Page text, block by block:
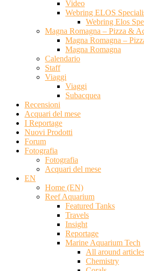
Video
Webring ELOS
Webring Elos
Magna Romagna – Pizza &
Magna Romagna –
Magna Romagna
Calendario
Staff
Viaggi
Viaggi
Subacquea
Recensioni
Acquari del mese
I Reportage
Nuovi Prodotti
Forum
Fotografia
Fotografia
Acquari del mese
EN
Home (EN)
Reef Aquarium
Featured Tanks
Travels
Insight
Reportage
Marine Aquarium Tech
All around
Chemistry